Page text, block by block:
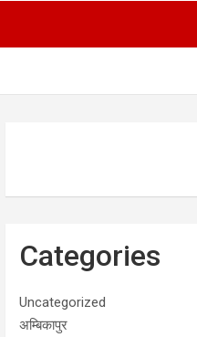
Categories
Uncategorized
अम्बिकापुर